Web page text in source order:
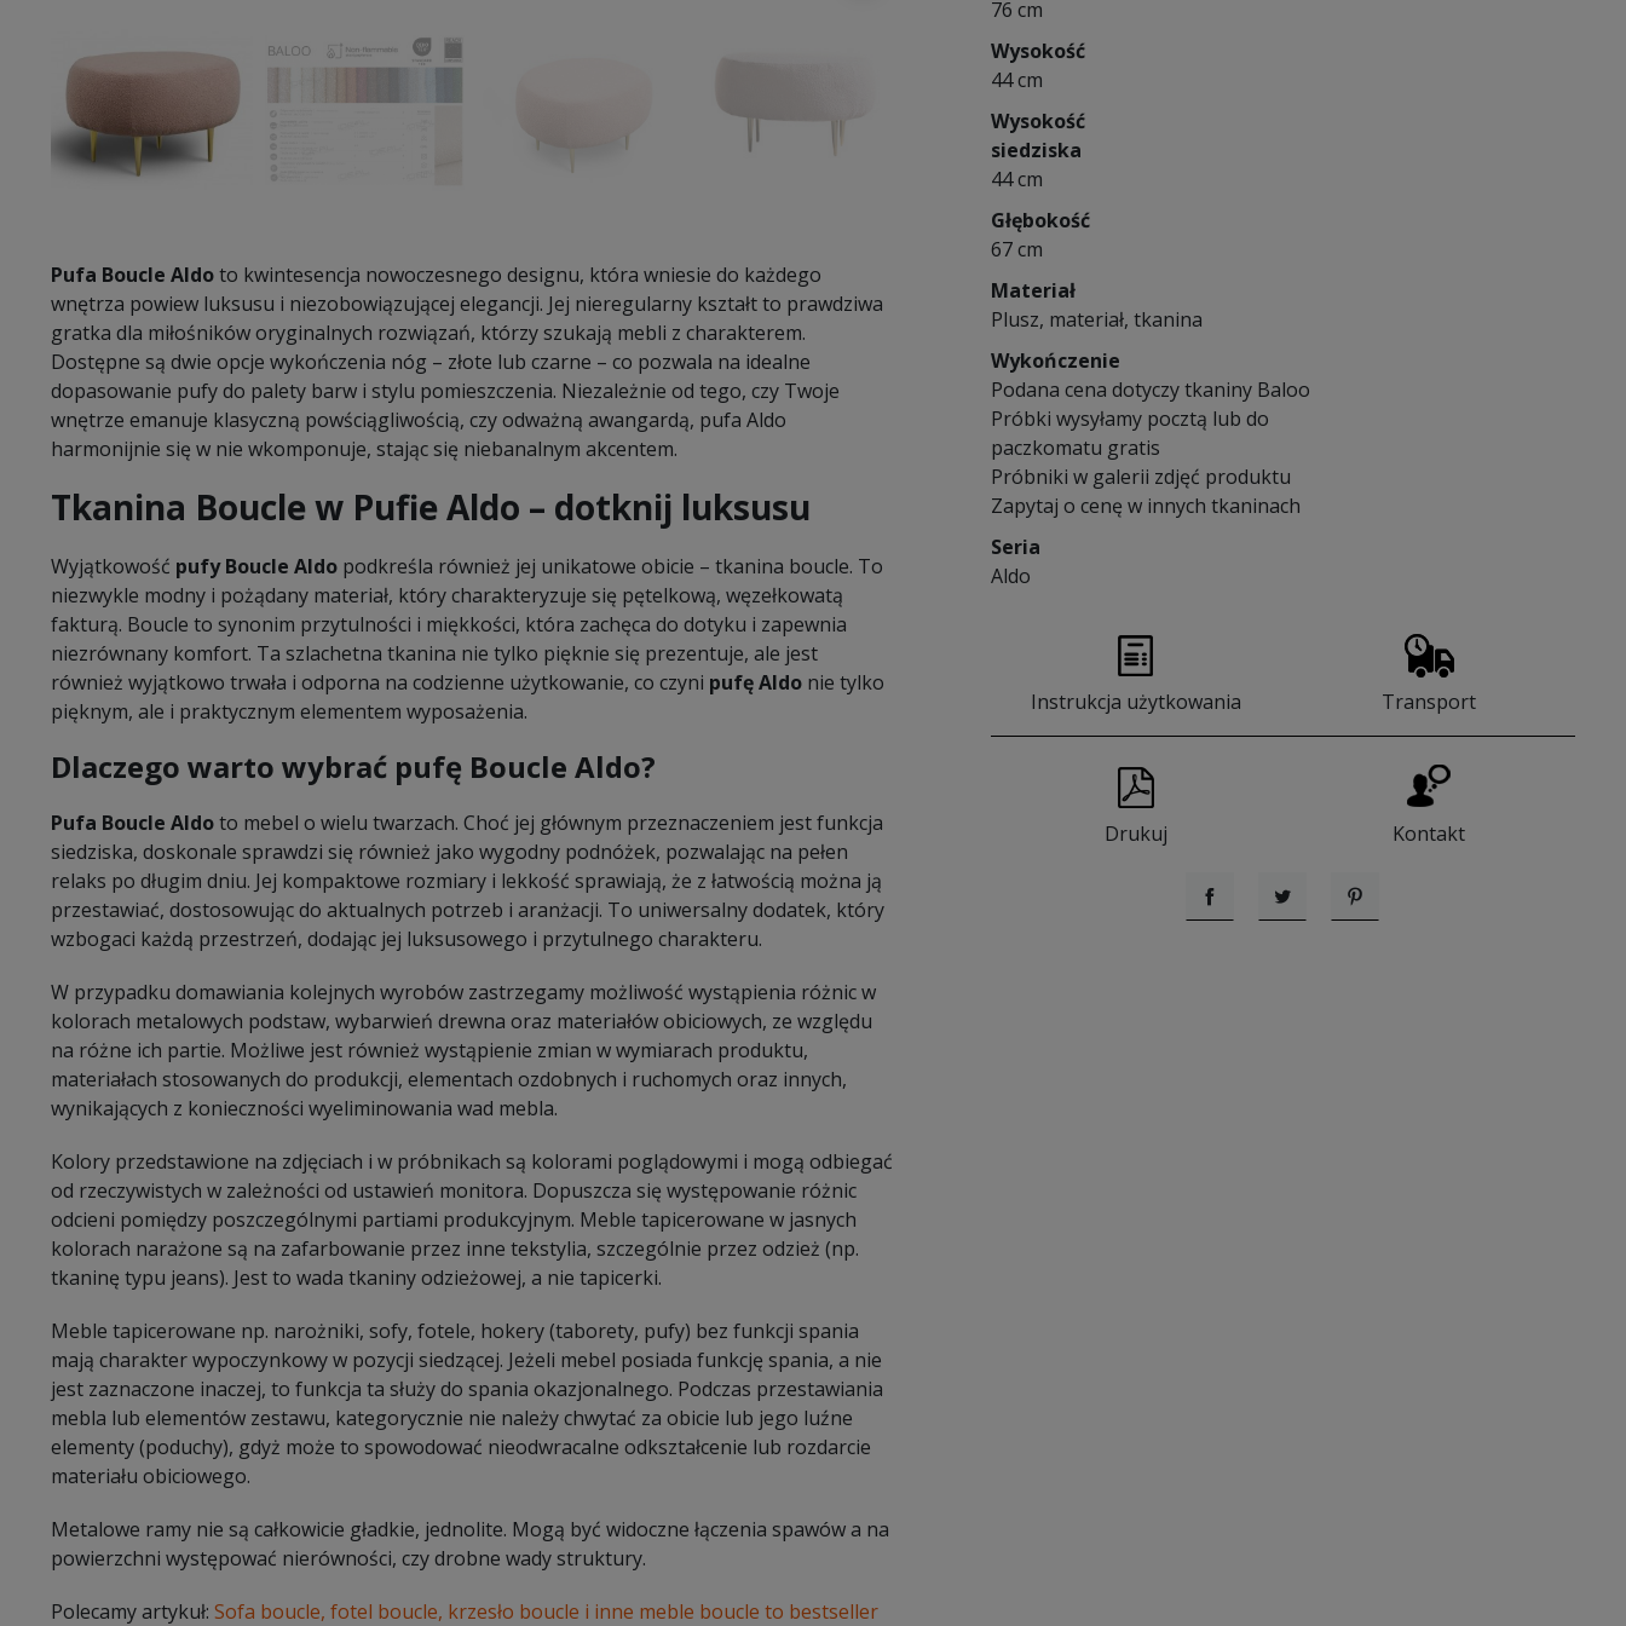
Pufa Boucle Aldoto kwintesencja nowoczesnego designu, która wniesie do każdego
wnętrza powiew luksusu i niezobowiązującej elegancji. Jej nieregularny kształt to prawdziwa
gratka dla miłośników oryginalnych rozwiązań, którzy szukają mebli z charakterem.
Dostępne są dwie opcje wykończenia nóg – złote lub czarne – co pozwala na idealne
dopasowanie pufy do palety barw i stylu pomieszczenia. Niezależnie od tego, czy Twoje
wnętrze emanuje klasyczną powściągliwością, czy odważną awangardą, pufa Aldo
harmonijnie się w nie wkomponuje, stając się niebanalnym akcentem.
Tkanina Boucle w Pufie Aldo – dotknij luksusu
Wyjątkowość pufy Boucle Aldo podkreśla również jej unikatowe obicie – tkanina boucle. To
niezwykle modny i pożądany materiał, który charakteryzuje się pętelkową, węzełkowatą
fakturą. Boucle to synonim przytulności i miękkości, która zachęca do dotyku i zapewnia
niezrównany komfort. Ta szlachetna tkanina nie tylko pięknie się prezentuje, ale jest
również wyjątkowo trwała i odporna na codzienne użytkowanie, co czyni pufę Aldo nie tylko
pięknym, ale i praktycznym elementem wyposażenia.
Dlaczego warto wybrać pufę Boucle Aldo?
Pufa Boucle Aldoto mebel o wielu twarzach. Choć jej głównym przeznaczeniem jest funkcja
siedziska, doskonale sprawdzi się również jako wygodny podnóżek, pozwalając na pełen
relaks po długim dniu. Jej kompaktowe rozmiary i lekkość sprawiają, że z łatwością można ją
przestawiać, dostosowując do aktualnych potrzeb i aranżacji. To uniwersalny dodatek, który
wzbogaci każdą przestrzeń, dodając jej luksusowego i przytulnego charakteru.
W przypadku domawiania kolejnych wyrobów zastrzegamy możliwość wystąpienia różnic w
kolorach metalowych podstaw, wybarwień drewna oraz materiałów obiciowych, ze względu
na różne ich partie. Możliwe jest również wystąpienie zmian w wymiarach produktu,
materiałach stosowanych do produkcji, elementach ozdobnych i ruchomych oraz innych,
wynikających z konieczności wyeliminowania wad mebla.
Kolory przedstawione na zdjęciach i w próbnikach są kolorami poglądowymi i mogą odbiegać
od rzeczywistych w zależności od ustawień monitora. Dopuszcza się występowanie różnic
odcieni pomiędzy poszczególnymi partiami produkcyjnym. Meble tapicerowane w jasnych
kolorach narażone są na zafarbowanie przez inne tekstylia, szczególnie przez odzież (np.
tkaninę typu jeans). Jest to wada tkaniny odzieżowej, a nie tapicerki.
Meble tapicerowane np. narożniki, sofy, fotele, hokery (taborety, pufy) bez funkcji spania
mają charakter wypoczynkowy w pozycji siedzącej. Jeżeli mebel posiada funkcję spania, a nie
jest zaznaczone inaczej, to funkcja ta służy do spania okazjonalnego. Podczas przestawiania
mebla lub elementów zestawu, kategorycznie nie należy chwytać za obicie lub jego luźne
elementy (poduchy), gdyż może to spowodować nieodwracalne odkształcenie lub rozdarcie
materiału obiciowego.
Metalowe ramy nie są całkowicie gładkie, jednolite. Mogą być widoczne łączenia spawów a na
powierzchni występować nierówności, czy drobne wady struktury.
Polecamy artykuł: Sofa boucle, fotel boucle, krzesło boucle i inne meble boucle to bestseller
76 cm
Wysokość
44 cm
Wysokość
siedziska
44 cm
Głębokość
67 cm
Materiał
Plusz, materiał, tkanina
Wykończenie
Podana cena dotyczy tkaniny Baloo
Próbki wysyłamy pocztą lub do
paczkomatu gratis
Próbniki w galerii zdjęć produktu
Zapytaj o cenę w innych tkaninach
Seria
Aldo
Instrukcja użytkowania Transport
Drukuj Kontakt
UdostępnijTweetujPinterest